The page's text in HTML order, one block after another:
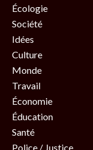
Écologie
Société
Idées
Culture
Monde
Travail
Économie
Éducation
Santé
Police / Justice